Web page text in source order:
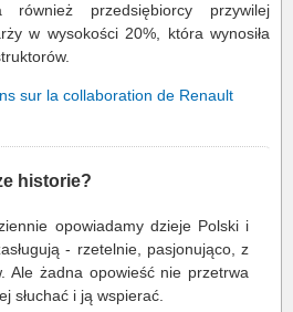
również przedsiębiorcy przywilej
w wysokości 20%, która wynosiła
sur la collaboration de Renault
historie?
opowiadamy dzieje Polski i
- rzetelnie, pasjonująco, z
Ale żadna opowieść nie przetrwa
słuchać i ją wspierać.